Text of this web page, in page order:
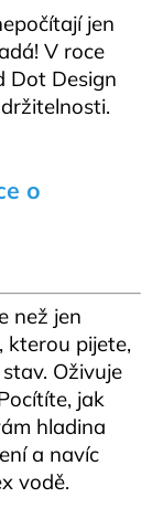
jen
V roce
Dot Design
o
než jen
kterou pijete,
Oživuje
jak
hladina
a navíc
vodě.